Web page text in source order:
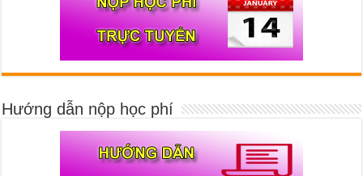
Hướng dẫn nộp học phí